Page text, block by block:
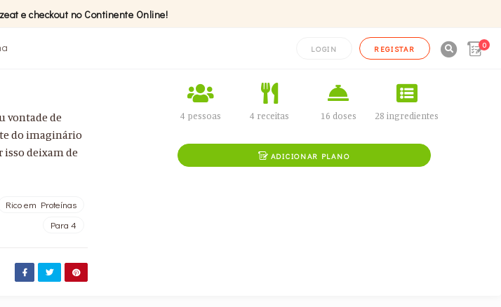
e checkout no Continente Online!
LOGIN REGISTAR 0
vontade de
do imaginário
isso deixam de
Rico em Proteínas
Para 4
4 pessoas 4 receitas 16 doses 28 ingredientes
 ADICIONAR PLANO